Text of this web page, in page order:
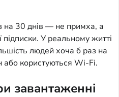
на 30 днів — не примха, а
підписки. У реальному житті
людей хоча б раз на
користуються Wi-Fi.
завантаженні